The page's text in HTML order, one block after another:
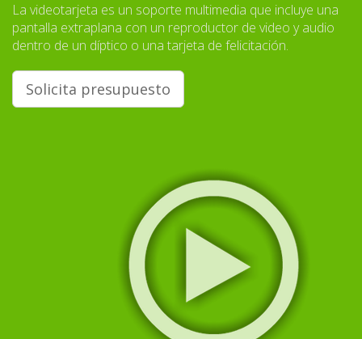
La videotarjeta es un soporte multimedia que incluye una
pantalla extraplana con un reproductor de video y audio
dentro de un díptico o una tarjeta de felicitación.
Solicita presupuesto